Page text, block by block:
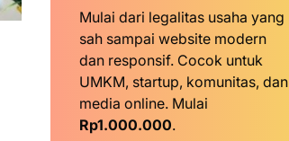
Mulai dari legalitas usaha yang
sah sampai website modern
dan responsif. Cocok untuk
UMKM, startup, komunitas, dan
media online. Mulai
Rp1.000.000.